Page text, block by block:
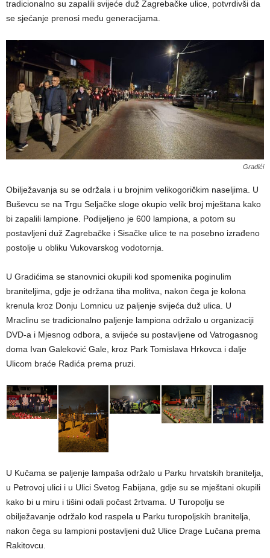
tradicionalno su zapalili svijeće duž Zagrebačke ulice, potvrdivši da
se sjećanje prenosi među generacijama.
Gradići
Obilježavanja su se održala i u brojnim velikogoričkim naseljima. U
Buševcu se na Trgu Seljačke sloge okupio velik broj mještana kako
bi zapalili lampione. Podijeljeno je 600 lampiona, a potom su
postavljeni duž Zagrebačke i Sisačke ulice te na posebno izrađeno
postolje u obliku Vukovarskog vodotornja.
U Gradićima se stanovnici okupili kod spomenika poginulim
braniteljima, gdje je održana tiha molitva, nakon čega je kolona
krenula kroz Donju Lomnicu uz paljenje svijeća duž ulica. U
Mraclinu se tradicionalno paljenje lampiona održalo u organizaciji
DVD-a i Mjesnog odbora, a svijeće su postavljene od Vatrogasnog
doma Ivan Galeković Gale, kroz Park Tomislava Hrkovca i dalje
Ulicom braće Radića prema pruzi.
U Kučama se paljenje lampaša održalo u Parku hrvatskih branitelja,
u Petrovoj ulici i u Ulici Svetog Fabijana, gdje su se mještani okupili
kako bi u miru i tišini odali počast žrtvama. U Turopolju se
obilježavanje održalo kod raspela u Parku turopoljskih branitelja,
nakon čega su lampioni postavljeni duž Ulice Drage Lučana prema
Rakitovcu.